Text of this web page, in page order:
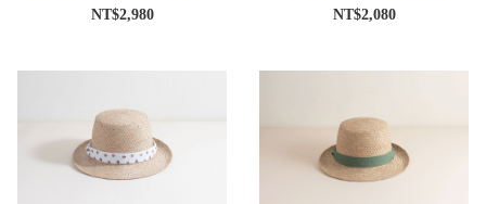
NT$2,980 NT$2,080